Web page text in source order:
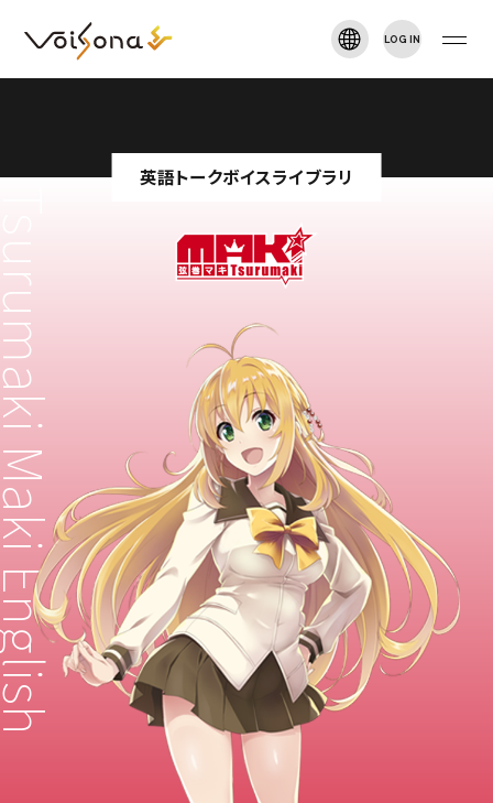
LOG IN
VOISONA TALK
MANUAL
LICENSE
CONTACT
English
英語トークボイスライブラリ